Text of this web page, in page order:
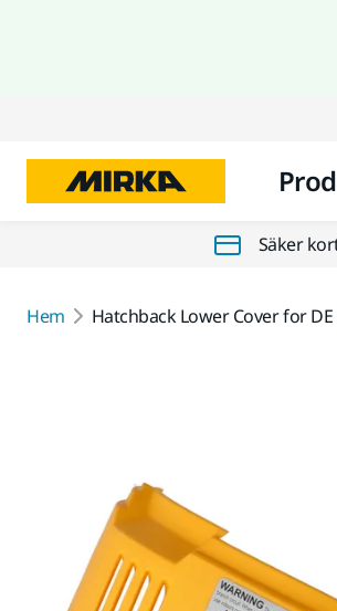
Säker
Hem Hatchback Lower Cover for DE